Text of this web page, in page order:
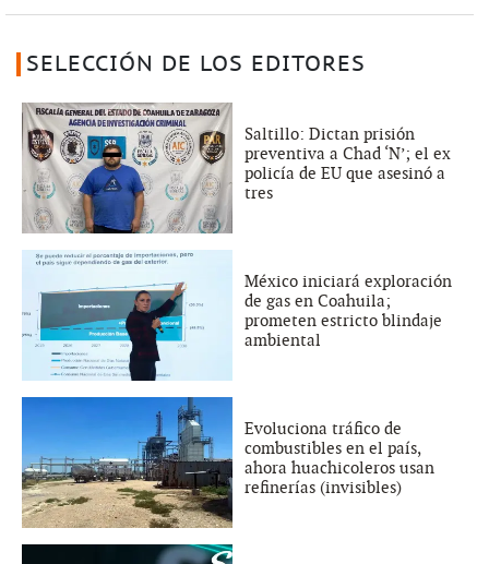
SELECCIÓN DE LOS EDITORES
Saltillo: Dictan prisión
preventiva a Chad ‘N’; el ex
policía de EU que asesinó a
tres
México iniciará exploración
de gas en Coahuila;
prometen estricto blindaje
ambiental
Evoluciona tráfico de
combustibles en el país,
ahora huachicoleros usan
refinerías (invisibles)